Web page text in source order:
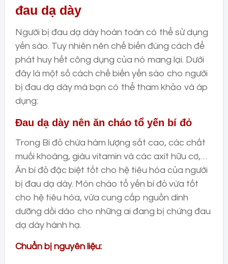
đau dạ dày
Người bị đau dạ dày hoàn toàn có thể sử dụng
yến sào. Tuy nhiên nên chế biến đúng cách để
phát huy hết công dụng của nó mang lại. Dưới
đây là một số cách chế biến yến sào cho người
bị đau dạ dày mà bạn có thể tham khảo và áp
dụng:
Đau dạ dày nên ăn cháo tổ yến bí đỏ
Trong Bí đỏ chứa hàm lượng sắt cao, các chất
muối khoáng, giàu vitamin và các axít hữu cơ,…
Ăn bí đỏ đặc biệt tốt cho hệ tiêu hóa của người
bị đau dạ dày. Món cháo tổ yến bí đỏ vừa tốt
cho hệ tiêu hóa, vừa cung cấp nguồn dinh
dưỡng dồi dào cho những ai đang bị chứng đau
dạ dày hành hạ.
Chuẩn bị nguyên liệu: